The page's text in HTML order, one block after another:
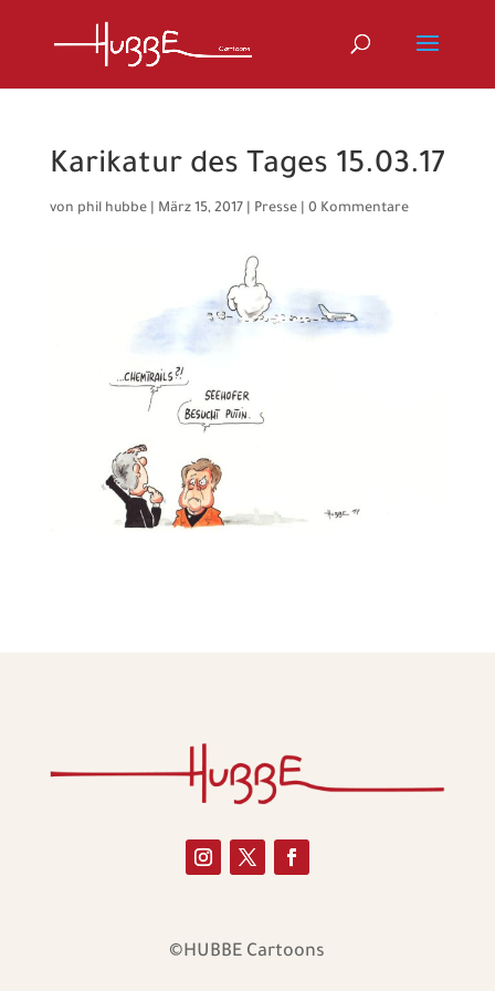
Karikatur des Tages 15.03.17
von phil hubbe| März 15, 2017 Presse| 0 Kommentare
©HUBBE Cartoons